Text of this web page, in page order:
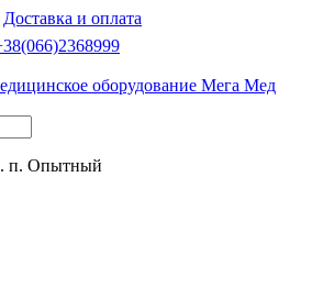
Доставка и оплата
п. Опытный